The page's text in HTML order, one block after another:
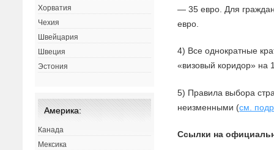
— 35 евро. Для граждан
евро.
4) Все однократные
«визовый коридор» на
5) Правила выбора
неизменными (см.
Ссылки на
Хорватия
Чехия
Швейцария
Швеция
Эстония
Америка:
Канада
Мексика